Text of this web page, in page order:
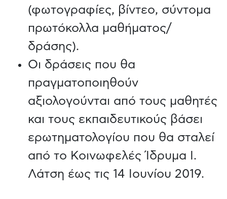
(φωτογραφίες, βίντεο, σύντομα
πρωτόκολλα μαθήματος/
δράσης).
Οι δράσεις που θα
πραγματοποιηθούν
αξιολογούνται από τους μαθητές
και τους εκπαιδευτικούς βάσει
ερωτηματολογίου που θα σταλεί
από το Κοινωφελές Ίδρυμα Ι.
Λάτση έως τις 14 Ιουνίου 2019.